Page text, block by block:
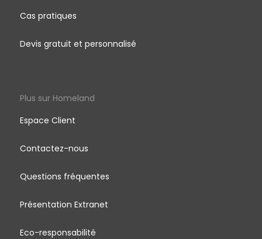
Cas pratiques
Devis gratuit et personnalisé
Plus sur Homeland
Espace Client
Contactez-nous
Questions fréquentes
Présentation Extranet
Eco-responsabilité